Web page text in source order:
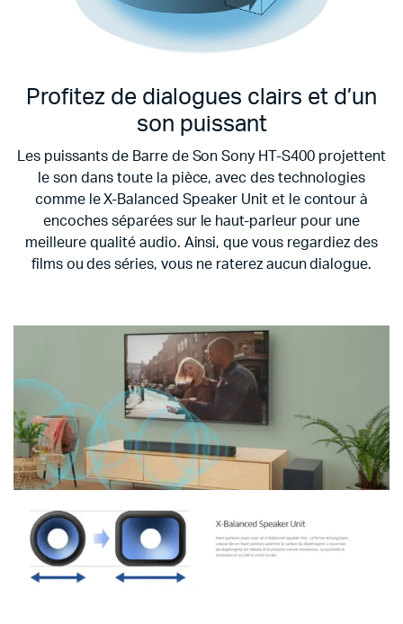
Profitez de dialogues clairs et d’un
son puissant
Les puissants de Barre de Son Sony HT-S400 projettent
le son dans toute la pièce, avec des technologies
comme le X-Balanced Speaker Unit et le contour à
encoches séparées sur le haut-parleur pour une
meilleure qualité audio. Ainsi, que vous regardiez des
films ou des séries, vous ne raterez aucun dialogue.